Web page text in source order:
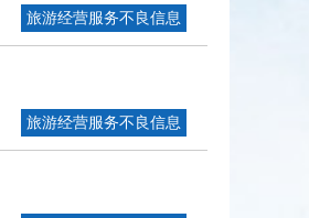
旅游经营服务不良信息
旅游经营服务不良信息